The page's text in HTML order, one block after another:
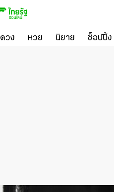
ดวง หวย นิยาย ช็อปปิ้ง